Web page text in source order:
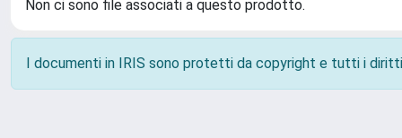
Non ci sono file associati a questo prodotto.
I documenti in IRIS sono protetti da copyright e tutti i